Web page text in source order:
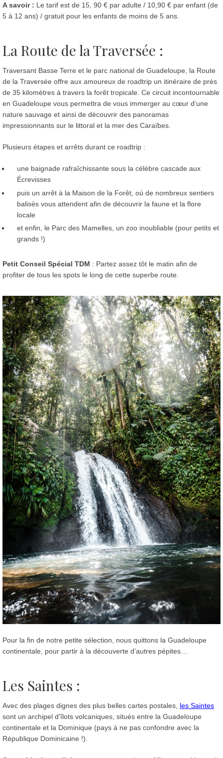
A savoir : Le tarif est de 15, 90 € par adulte / 10,90 € par enfant (de
5 à 12 ans) / gratuit pour les enfants de moins de 5 ans.
La Route de la Traversée :
Traversant Basse Terre et le parc national de Guadeloupe, la Route
de la Traversée offre aux amoureux de roadtrip un itinéraire de près
de 35 kilomètres à travers la forêt tropicale. Ce circuit incontournable
en Guadeloupe vous permettra de vous immerger au cœur d’une
nature sauvage et ainsi de découvrir des panoramas
impressionnants sur le littoral et la mer des Caraïbes.
Plusieurs étapes et arrêts durant ce roadtrip :
une baignade rafraîchissante sous la célèbre cascade aux
Écrevisses
puis un arrêt à la Maison de la Forêt, où de nombreux sentiers
balisés vous attendent afin de découvrir la faune et la flore
locale
et enfin, le Parc des Mamelles, un zoo inoubliable (pour petits et
grands !)
Petit Conseil Spécial TDM : Partez assez tôt le matin afin de
profiter de tous les spots le long de cette superbe route.
Pour la fin de notre petite sélection, nous quittons la Guadeloupe
continentale, pour partir à la découverte d’autres pépites…
Les Saintes :
Avec des plages dignes des plus belles cartes postales, les Saintes
sont un archipel d’îlots volcaniques, situés entre la Guadeloupe
continentale et la Dominique (pays à ne pas confondre avec la
République Dominicaine !).